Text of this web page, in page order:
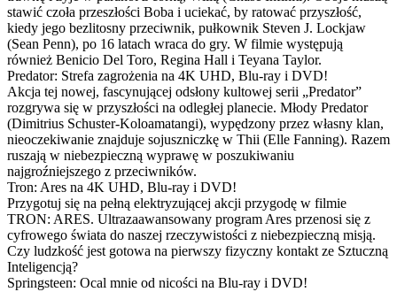
stawić czoła przeszłości Boba i uciekać, by ratować przyszłość,
kiedy jego bezlitosny przeciwnik, pułkownik Steven J. Lockjaw
(Sean Penn), po 16 latach wraca do gry. W filmie występują
również Benicio Del Toro, Regina Hall i Teyana Taylor.
Predator: Strefa zagrożenia na 4K UHD, Blu-ray i DVD!
Akcja tej nowej, fascynującej odsłony kultowej serii „Predator”
rozgrywa się w przyszłości na odległej planecie. Młody Predator
(Dimitrius Schuster-Koloamatangi), wypędzony przez własny klan,
nieoczekiwanie znajduje sojuszniczkę w Thii (Elle Fanning). Razem
ruszają w niebezpieczną wyprawę w poszukiwaniu
najgroźniejszego z przeciwników.
Tron: Ares na 4K UHD, Blu-ray i DVD!
Przygotuj się na pełną elektryzującej akcji przygodę w filmie
TRON: ARES. Ultrazaawansowany program Ares przenosi się z
cyfrowego świata do naszej rzeczywistości z niebezpieczną misją.
Czy ludzkość jest gotowa na pierwszy fizyczny kontakt ze Sztuczną
Inteligencją?
Springsteen: Ocal mnie od nicości na Blu-ray i DVD!